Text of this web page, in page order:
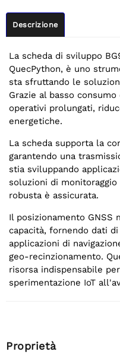
Descrizione
La scheda di sviluppo
QuecPython, è uno
sta sfruttando le
Grazie al basso
operativi prolungati,
energetiche.
La scheda supporta la
garantendo una
stia sviluppando
soluzioni di
robusta è assicurata.
Il posizionamento
capacità, fornendo dati
applicazioni di
geo-recinzionamento.
risorsa indispensabile
sperimentazione IoT
Proprietà